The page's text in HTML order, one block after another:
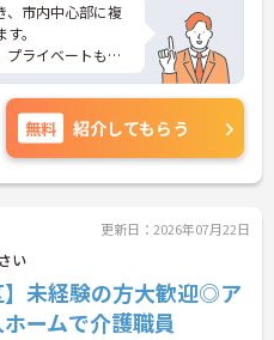
、市内中心部に複
。
プライベートも充
く通勤に便利で
ントなど、さらに
軽にご相談くださ
無料 紹介してもらう
更新日：2026年07月22日
い
】未経験の方大歓迎◎ア
ームで介護職員